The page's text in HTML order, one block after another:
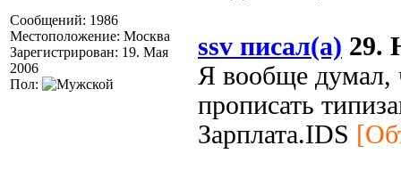
Сообщений: 1986
Местоположение: Москва
Зарегистрирован: 19. Мая
2006
Пол:
ssv писал(а) 29.
Я вообще думал,
прописать
Зарплата.IDS